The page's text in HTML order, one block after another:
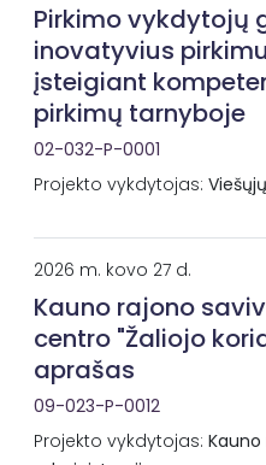
Pirkimo vykdytojų
inovatyvius
įsteigiant
pirkimų tarnyboje
02-032-P-0001
Projekto vykdytojas:
2026 m. kovo 27 d.
Kauno rajono
centro "Žaliojo
aprašas
09-023-P-0012
Projekto vykdytojas: